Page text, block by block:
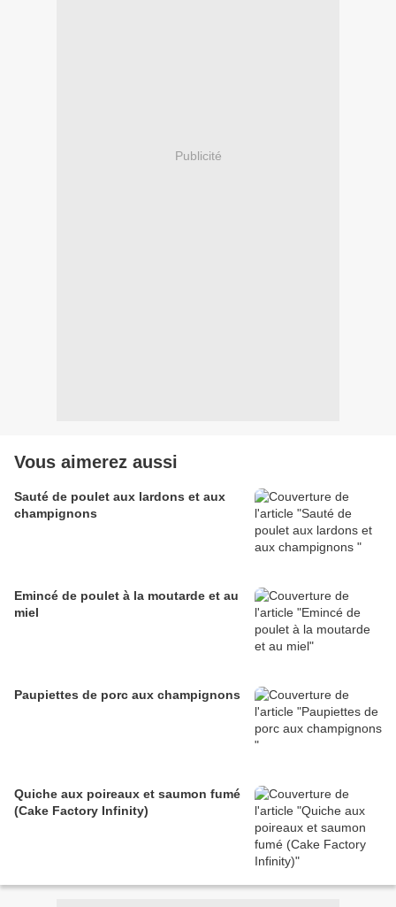
Publicité
Vous aimerez aussi
Sauté de poulet aux lardons et aux
champignons
Emincé de poulet à la moutarde et au
miel
Paupiettes de porc aux champignons
Quiche aux poireaux et saumon fumé
(Cake Factory Infinity)